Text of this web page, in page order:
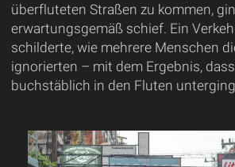
überfluteten Straßen zu kommen,
erwartungsgemäß schief. Ein
schilderte, wie mehrere Menschen
ignorierten – mit dem Ergebnis,
buchstäblich in den Fluten